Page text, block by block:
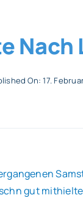
On: 17.
gut